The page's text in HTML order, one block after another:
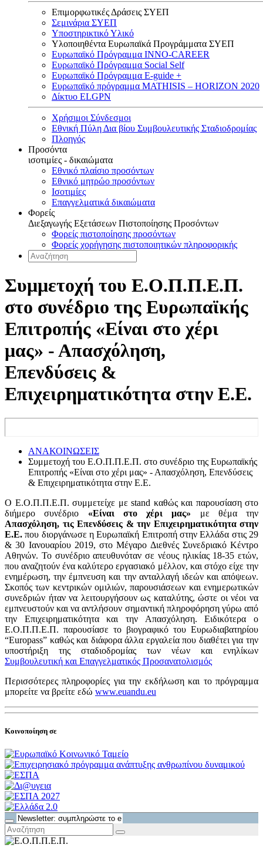
Επιμορφωτικές Δράσεις ΣΥΕΠ
Σεμινάρια ΣΥΕΠ
Υποστηρικτικό Υλικό
Υλοποιηθέντα Ευρωπαϊκά Προγράμματα ΣΥΕΠ
Ευρωπαϊκό Πρόγραμμα INNO-CAREER
Ευρωπαϊκό Πρόγραμμα Social Self
Ευρωπαϊκό Πρόγραμμα E-guide +
Ευρωπαϊκό πρόγραμμα MATHISIS – HORIZON 2020
Δίκτυο ELGPN
Χρήσιμοι Σύνδεσμοι
Εθνική Πύλη Δια βίου Συμβουλευτικής Σταδιοδρομίας
Πλοηγός
Προσόντα
ισοτιμίες - δικαιώματα
Εθνικό πλαίσιο προσόντων
Εθνικό μητρώο προσόντων
Ισοτιμίες
Επαγγελματικά δικαιώματα
Φορείς
Διεξαγωγής Εξετάσεων Πιστοποίησης Προσόντων
Φορείς πιστοποίησης προσόντων
Φορείς χορήγησης πιστοποιητικών πληροφορικής
Συμμετοχή του Ε.Ο.Π.Π.Ε.Π.
στο συνέδριο της Ευρωπαϊκής
Επιτροπής «Είναι στο χέρι
μας» - Απασχόληση,
Επενδύσεις &
Επιχειρηματικότητα στην Ε.Ε.
ΑΝΑΚΟΙΝΩΣΕΙΣ
Συμμετοχή του Ε.Ο.Π.Π.Ε.Π. στο συνέδριο της Ευρωπαϊκής
Επιτροπής «Είναι στο χέρι μας» - Απασχόληση, Επενδύσεις
& Επιχειρηματικότητα στην Ε.Ε.
Ο Ε.Ο.Π.Π.Ε.Π. συμμετείχε με stand καθώς και παρουσίαση στο
διήμερο συνέδριο «Είναι στο χέρι μας» με θέμα την
Απασχόληση, τις Επενδύσεις & την Επιχειρηματικότητα στην
Ε.Ε. που διοργάνωσε η Ευρωπαϊκή Επιτροπή στην Ελλάδα στις 29
& 30 Ιανουαρίου 2019, στο Μέγαρο Διεθνές Συνεδριακό Κέντρο
Αθηνών. Το συνέδριο απευθυνόταν σε νέους ηλικίας 18-35 ετών,
που αναζητούν ένα καλύτερο εργασιακό μέλλον, και στόχο είχε την
ενημέρωση, την έμπνευση και την ανταλλαγή ιδεών και απόψεων.
Σκοπός των κεντρικών ομιλιών, παρουσιάσεων και ενημερωτικών
συνεδριών ήταν να λειτουργήσουν ως καταλύτης, ώστε οι νέοι να
εμπνευστούν και να αντλήσουν σημαντική πληροφόρηση γύρω από
την Επιχειρηματικότητα και την Απασχόληση. Ειδικότερα ο
Ε.Ο.Π.Π.Ε.Π. παρουσίασε το βιογραφικό του Ευρωδιαβατηρίου
“Europass” καθώς και διάφορα άλλα εργαλεία που διαθέτει για την
υποστήριξη της σταδιοδρομίας των νέων και ενηλίκων
Συμβουλευτική και Επαγγελματικός Προσανατολισμός
Περισσότερες πληροφορίες για την εκδήλωση και το πρόγραμμα
μπορείτε να βρείτε εδώ www.euandu.eu
Κοινοποίηση σε